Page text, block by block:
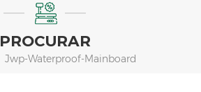
PROCURAR
Jwp-Waterproof-Mainboard